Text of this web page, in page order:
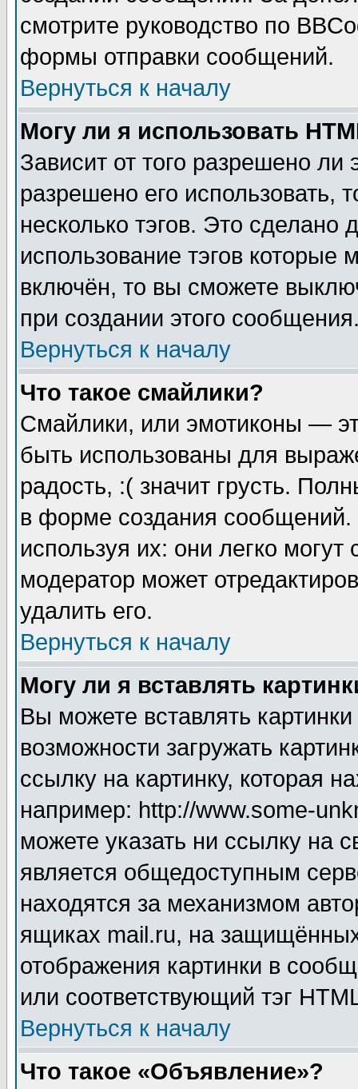
смотрите руководство по
формы отправки сообщений.
Вернуться к началу
Могу ли я использовать
Зависит от того разрешено
разрешено его использовать,
несколько тэгов. Это сделано
использование тэгов
включён, то вы сможете
при создании этого
Вернуться к началу
Что такое смайлики?
Смайлики, или эмотиконы —
быть использованы для
радость, :( значит грусть.
в форме создания сообщений.
используя их: они легко
модератор может
удалить его.
Вернуться к началу
Могу ли я вставлять
Вы можете вставлять
возможности загружать
ссылку на картинку, которая
например: http://www.some-
можете указать ни ссылку на
является общедоступным
находятся за механизмом
ящиках mail.ru, на
отображения картинки в
или соответствующий тэг
Вернуться к началу
Что такое «Объявление»?